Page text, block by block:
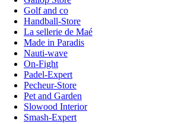
Golf and co
Handball-Store
La sellerie de Maé
Made in Paradis
Nauti-wave
On-Fight
Padel-Expert
Pecheur-Store
Pet and Garden
Slowood Interior
Smash-Expert